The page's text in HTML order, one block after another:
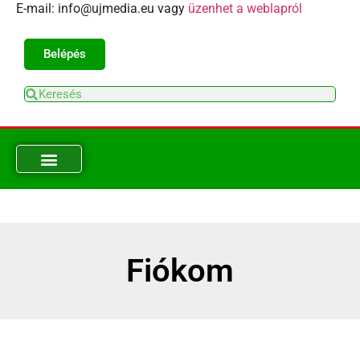
E-mail: info@ujmedia.eu vagy üzenhet a weblapról
Belépés
Fiókom